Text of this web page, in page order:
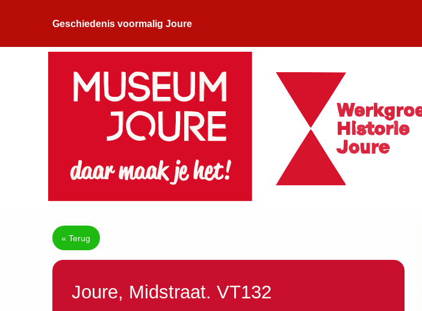
Geschiedenis voormalig Joure
« Terug
Joure, Midstraat. VT132